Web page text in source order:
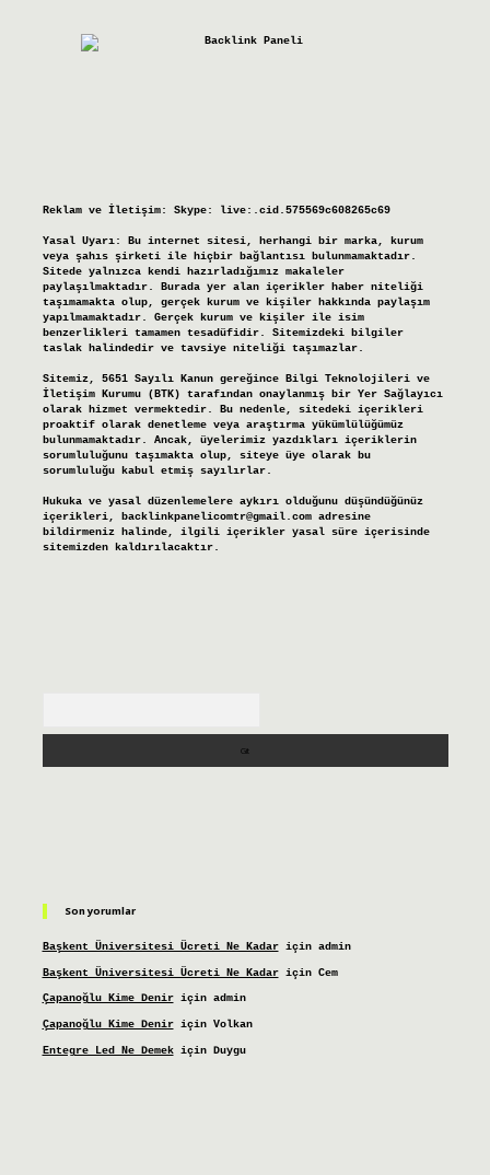
Reklam ve İletişim: Skype: live:.cid.575569c608265c69
Yasal Uyarı:
Bu internet sitesi, herhangi bir marka, kurum
veya şahıs şirketi ile hiçbir bağlantısı bulunmamaktadır.
Sitede yalnızca kendi hazırladığımız makaleler
paylaşılmaktadır. Burada yer alan içerikler haber niteliği
taşımamakta olup, gerçek kurum ve kişiler hakkında paylaşım
yapılmamaktadır. Gerçek kurum ve kişiler ile isim
benzerlikleri tamamen tesadüfidir. Sitemizdeki bilgiler
taslak halindedir ve tavsiye niteliği taşımazlar.
Sitemiz, 5651 Sayılı Kanun gereğince Bilgi Teknolojileri ve
İletişim Kurumu (BTK) tarafından onaylanmış bir Yer Sağlayıcı
olarak hizmet vermektedir. Bu nedenle, sitedeki içerikleri
proaktif olarak denetleme veya araştırma yükümlülüğümüz
bulunmamaktadır. Ancak, üyelerimiz yazdıkları içeriklerin
sorumluluğunu taşımakta olup, siteye üye olarak bu
sorumluluğu kabul etmiş sayılırlar.
Hukuka ve yasal düzenlemelere aykırı olduğunu düşündüğünüz
içerikleri, backlinkpanelicomtr@gmail.comadresine
bildirmeniz halinde, ilgili içerikler yasal süre içerisinde
sitemizden kaldırılacaktır.
Son yorumlar
Başkent Üniversitesi Ücreti Ne Kadariçin admin
Başkent Üniversitesi Ücreti Ne Kadariçin Cem
Çapanoğlu Kime Deniriçin admin
Çapanoğlu Kime Deniriçin Volkan
Entegre Led Ne Demekiçin Duygu